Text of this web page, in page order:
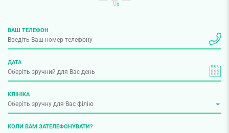
ВАШ ТЕЛЕФОН
ДАТА
КЛІНІКА
КОЛИ ВАМ ЗАТЕЛЕФОНУВАТИ?